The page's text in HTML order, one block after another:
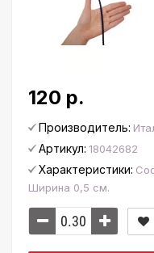
120 р.
Производитель:
Артикул: 18042682
Характеристики:
Ширина 0,5 см.